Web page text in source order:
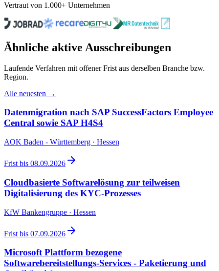
Vertraut von 1.000+ Unternehmen
Ähnliche aktive Ausschreibungen
Laufende Verfahren mit offener Frist aus derselben Branche bzw.
Region.
Alle neuesten →
Datenmigration nach SAP SuccessFactors Employee
Central sowie SAP H4S4
AOK Baden - Württemberg · Hessen
Frist bis 08.09.2026
Cloudbasierte Softwarelösung zur teilweisen
Digitalisierung des KYC-Prozesses
KfW Bankengruppe · Hessen
Frist bis 07.09.2026
Microsoft Plattform bezogene
Softwarebereitstellungs-Services - Paketierung und